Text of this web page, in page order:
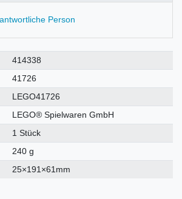
Person
414338
41726
LEGO41726
LEGO® Spielwaren GmbH
1 Stück
240 g
25×191×61mm